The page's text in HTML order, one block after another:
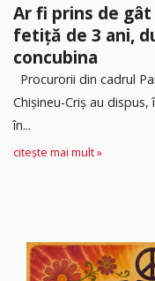
Ar fi prins de
fetiță de 3 ani,
concubina
Procurorii din cadrul
Chișineu-Criș au
în...
citește mai mult »